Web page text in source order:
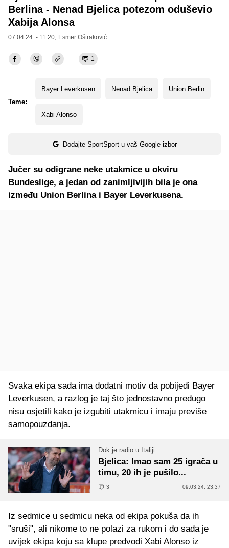
Berlina - Nenad Bjelica potezom oduševio
Xabija Alonsa
07.04.24. - 11:20, Esmer Oštraković
1
Teme:
Bayer Leverkusen Nenad Bjelica Union Berlin
Xabi Alonso
Dodajte SportSport u vaš Google izbor
Jučer su odigrane neke utakmice u okviru
Bundeslige, a jedan od zanimljivijih bila je ona
između Union Berlina i Bayer Leverkusena.
Svaka ekipa sada ima dodatni motiv da pobijedi Bayer
Leverkusen, a razlog je taj što jednostavno predugo
nisu osjetili kako je izgubiti utakmicu i imaju previše
samopouzdanja.
Dok je radio u Italiji
Bjelica: Imao sam 25 igrača u
timu, 20 ih je pušilo...
3 09.03.24. 23:37
Iz sedmice u sedmicu neka od ekipa pokuša da ih
"sruši", ali nikome to ne polazi za rukom i do sada je
uvijek ekipa koju sa klupe predvodi Xabi Alonso iz